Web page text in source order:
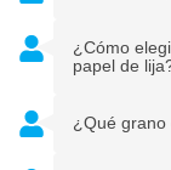
¿Cómo
papel de
¿Qué grano